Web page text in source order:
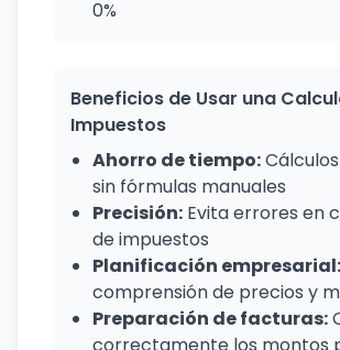
0%
Beneficios de Usar una
Impuestos
Ahorro de tiempo:
sin fórmulas manuales
Precisión: Evita errores en
de impuestos
Planificación empresarial:
comprensión de precios y
Preparación de facturas: